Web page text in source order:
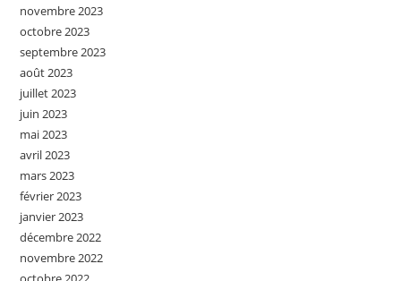
novembre 2023
octobre 2023
septembre 2023
août 2023
juillet 2023
juin 2023
mai 2023
avril 2023
mars 2023
février 2023
janvier 2023
décembre 2022
novembre 2022